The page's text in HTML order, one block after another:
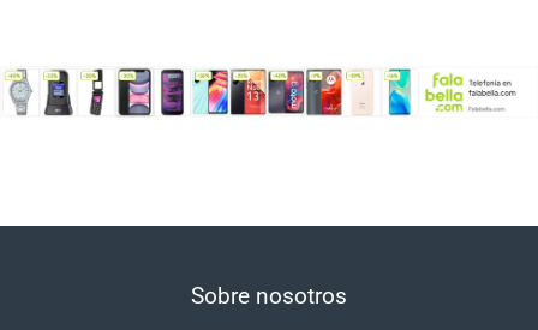
Sobre nosotros